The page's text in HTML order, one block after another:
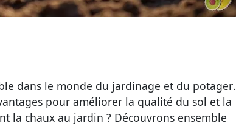
dans le monde du jardinage et du potager.
pour améliorer la qualité du sol et la
la chaux au jardin ? Découvrons ensemble